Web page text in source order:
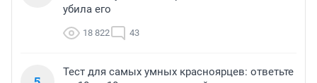
убила его
18 822 43
Тест для самых умных красноярцев: ответьте